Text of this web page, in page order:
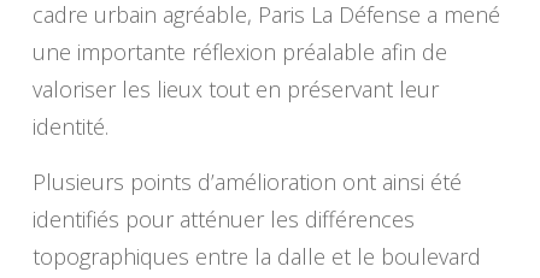
cadre urbain agréable, Paris La Défense a mené
une importante réflexion préalable afin de
valoriser les lieux tout en préservant leur
identité.
Plusieurs points d’amélioration ont ainsi été
identifiés pour atténuer les différences
topographiques entre la dalle et le boulevard